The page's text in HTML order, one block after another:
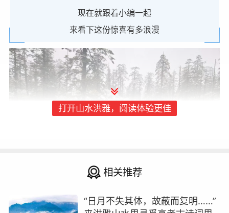
现在就跟着小编一起
来看下这份惊喜有多浪漫
气温骤降 寒风瑟瑟
打开山水洪雅，阅读体验更佳
相关推荐
“日月不失其体，故蔽而复明……”